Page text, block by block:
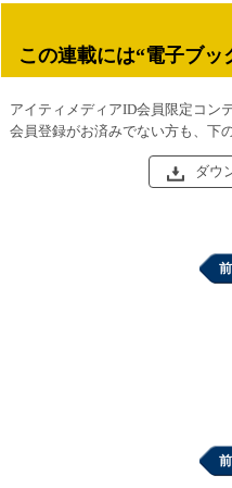
この連載には“電子ブ
アイティメディアID会員限定コン
会員登録がお済みでない方も、下
ダウ